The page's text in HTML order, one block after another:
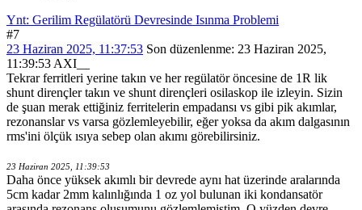
Ynt: Gerilim Regülatörü Devresinde Isınma Problemi
#7
23 Haziran 2025, 11:37:53 Son düzenlenme: 23 Haziran 2025,
11:39:53 AXI__
Tekrar ferritleri yerine takın ve her regülatör öncesine de 1R lik
shunt dirençler takın ve shunt dirençleri osilaskop ile izleyin. Sizin
de şuan merak ettiğiniz ferritelerin empadansı vs gibi pik akımlar,
rezonanslar vs varsa gözlemleyebilir, eğer yoksa da akım dalgasının
rms'ini ölçük ısıya sebep olan akımı görebilirsiniz.
23 Haziran 2025, 11:39:53
Daha önce yüksek akımlı bir devrede aynı hat üzerinde aralarında
5cm kadar 2mm kalınlığında 1 oz yol bulunan iki kondansatör